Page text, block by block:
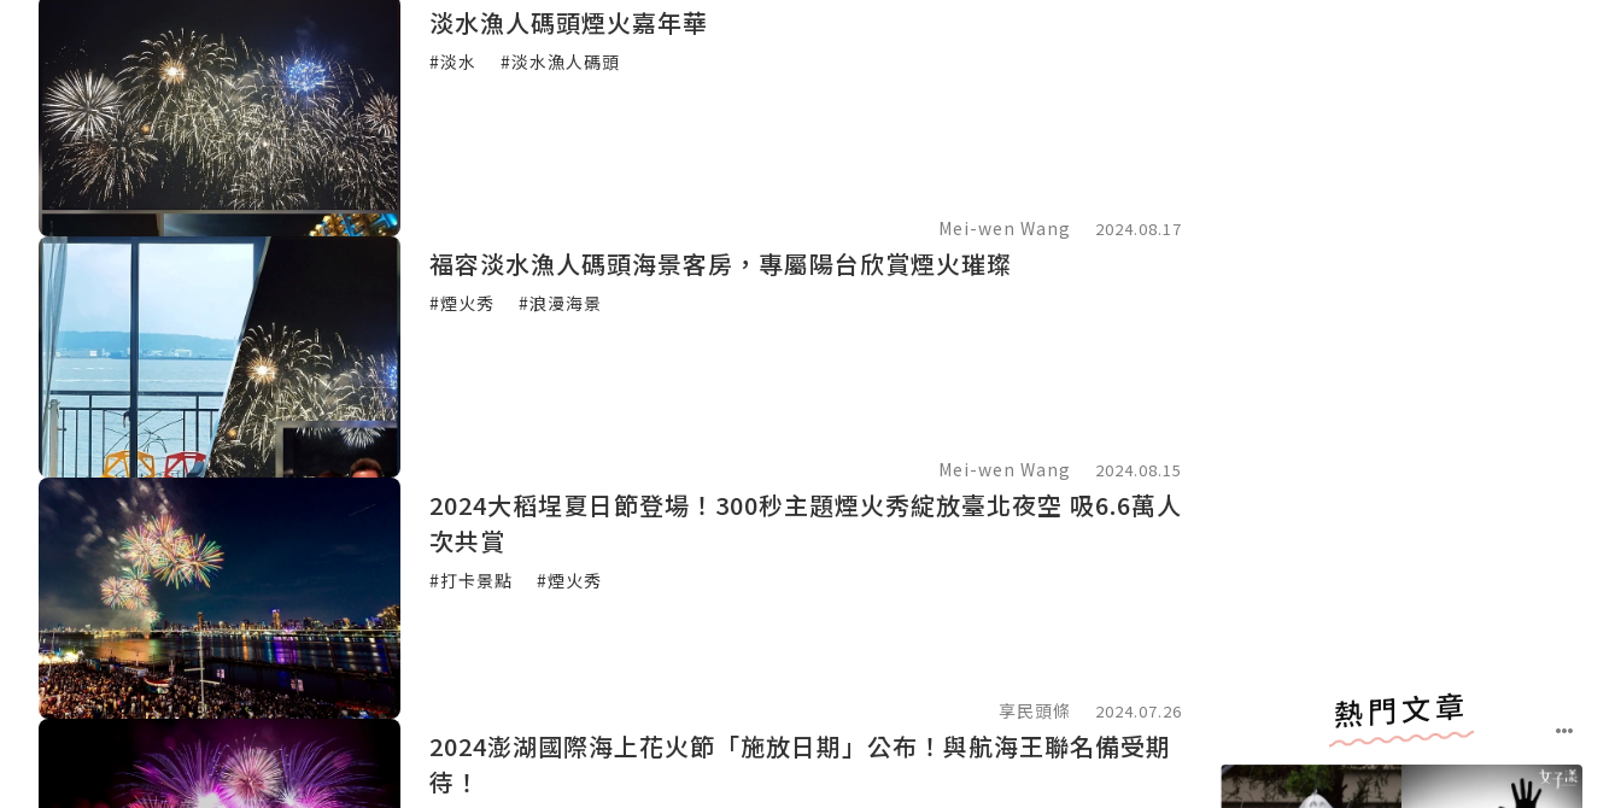
淡水漁人碼頭煙火嘉年華
#淡水 #淡水漁人碼頭
Mei-wen Wang 2024.08.17
福容淡水漁人碼頭海景客房，專屬陽台欣賞煙火璀璨
#煙火秀 #浪漫海景
Mei-wen Wang 2024.08.15
2024大稻埕夏日節登場！300秒主題煙火秀綻放臺北夜空 吸6.6萬人
次共賞
#打卡景點 #煙火秀
享民頭條 2024.07.26
2024澎湖國際海上花火節「施放日期」公布！與航海王聯名備受期
待！
熱門文章